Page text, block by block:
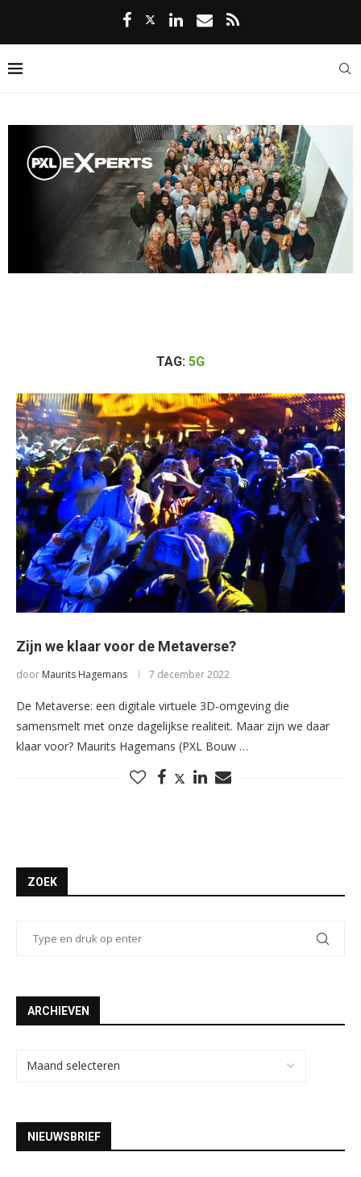
TAG: 5G
Zijn we klaar voor de Metaverse?
door Maurits Hagemans 7 december 2022
De Metaverse: een digitale virtuele 3D-omgeving die
samensmelt met onze dagelijkse realiteit. Maar zijn we daar
klaar voor? Maurits Hagemans (PXL Bouw …
ZOEK
ARCHIEVEN
NIEUWSBRIEF